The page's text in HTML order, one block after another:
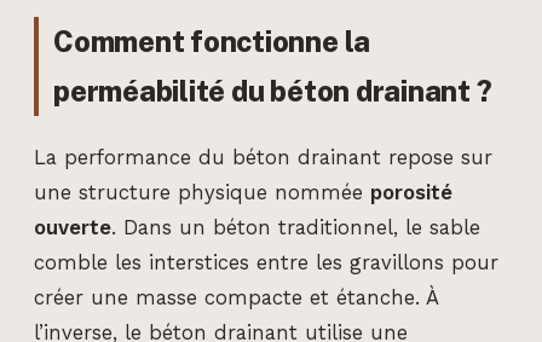
Comment fonctionne la
perméabilité du béton drainant ?
La performance du béton drainant repose sur
une structure physique nommée porosité
ouverte. Dans un béton traditionnel, le sable
comble les interstices entre les gravillons pour
créer une masse compacte et étanche. À
l’inverse, le béton drainant utilise une